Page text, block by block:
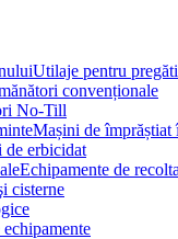
Utilaje pentru
convenționale
No-Till
Mașini de împrăștiat
de erbicidat
Echipamente de
cisterne